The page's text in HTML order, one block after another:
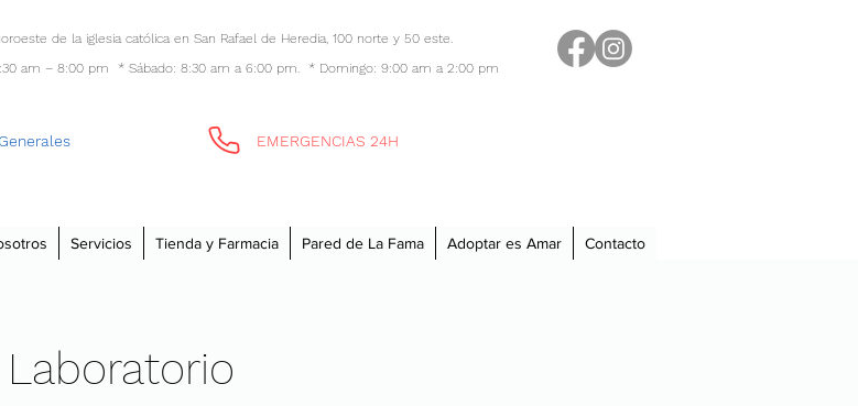
de la iglesia católica en San Rafael de Heredia, 100 norte y 50 este.
am – 8:00 pm * Sábado: 8:30 am a 6:00 pm. * Domingo: 9:00 am a 2:00 pm
EMERGENCIAS 24H
Servicios Tienda y Farmacia Pared de La Fama Adoptar es Amar Contacto